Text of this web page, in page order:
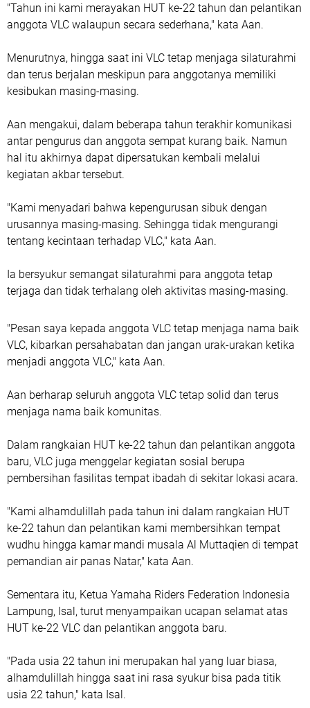
"Tahun ini kami merayakan HUT ke-22 tahun dan pelantikan
anggota VLC walaupun secara sederhana," kata Aan.
Menurutnya, hingga saat ini VLC tetap menjaga silaturahmi
dan terus berjalan meskipun para anggotanya memiliki
kesibukan masing-masing.
Aan mengakui, dalam beberapa tahun terakhir komunikasi
antar pengurus dan anggota sempat kurang baik. Namun
hal itu akhirnya dapat dipersatukan kembali melalui
kegiatan akbar tersebut.
"Kami menyadari bahwa kepengurusan sibuk dengan
urusannya masing-masing. Sehingga tidak mengurangi
tentang kecintaan terhadap VLC," kata Aan.
Ia bersyukur semangat silaturahmi para anggota tetap
terjaga dan tidak terhalang oleh aktivitas masing-masing.
"Pesan saya kepada anggota VLC tetap menjaga nama baik
VLC, kibarkan persahabatan dan jangan urak-urakan ketika
menjadi anggota VLC," kata Aan.
Aan berharap seluruh anggota VLC tetap solid dan terus
menjaga nama baik komunitas.
Dalam rangkaian HUT ke-22 tahun dan pelantikan anggota
baru, VLC juga menggelar kegiatan sosial berupa
pembersihan fasilitas tempat ibadah di sekitar lokasi acara.
"Kami alhamdulillah pada tahun ini dalam rangkaian HUT
ke-22 tahun dan pelantikan kami membersihkan tempat
wudhu hingga kamar mandi musala Al Muttaqien di tempat
pemandian air panas Natar," kata Aan.
Sementara itu, Ketua Yamaha Riders Federation Indonesia
Lampung, Isal, turut menyampaikan ucapan selamat atas
HUT ke-22 VLC dan pelantikan anggota baru.
"Pada usia 22 tahun ini merupakan hal yang luar biasa,
alhamdulillah hingga saat ini rasa syukur bisa pada titik
usia 22 tahun," kata Isal.